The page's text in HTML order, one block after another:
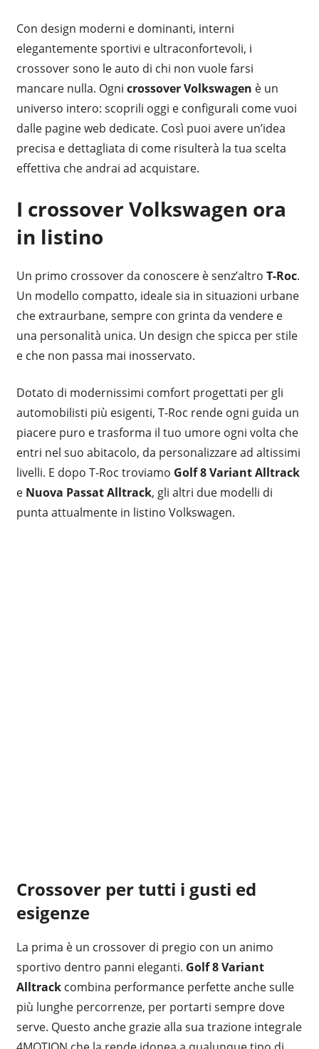
Con design moderni e dominanti, interni
elegantemente sportivi e ultraconfortevoli, i
crossover sono le auto di chi non vuole farsi
mancare nulla. Ogni crossover Volkswagen è un
universo intero: scoprili oggi e configurali come vuoi
dalle pagine web dedicate. Così puoi avere un’idea
precisa e dettagliata di come risulterà la tua scelta
effettiva che andrai ad acquistare.
I crossover Volkswagen ora
in listino
Un primo crossover da conoscere è senz’altro T-Roc.
Un modello compatto, ideale sia in situazioni urbane
che extraurbane, sempre con grinta da vendere e
una personalità unica. Un design che spicca per stile
e che non passa mai inosservato.
Dotato di modernissimi comfort progettati per gli
automobilisti più esigenti, T-Roc rende ogni guida un
piacere puro e trasforma il tuo umore ogni volta che
entri nel suo abitacolo, da personalizzare ad altissimi
livelli. E dopo T-Roc troviamo Golf 8 Variant Alltrack
e Nuova Passat Alltrack, gli altri due modelli di
punta attualmente in listino Volkswagen.
Crossover per tutti i gusti ed
esigenze
La prima è un crossover di pregio con un animo
sportivo dentro panni eleganti. Golf 8 Variant
Alltrackcombina performance perfette anche sulle
più lunghe percorrenze, per portarti sempre dove
serve. Questo anche grazie alla sua trazione integrale